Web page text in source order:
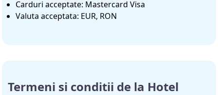
Carduri acceptate: Mastercard Visa
Valuta acceptata: EUR, RON
Termeni si conditii de la Hotel